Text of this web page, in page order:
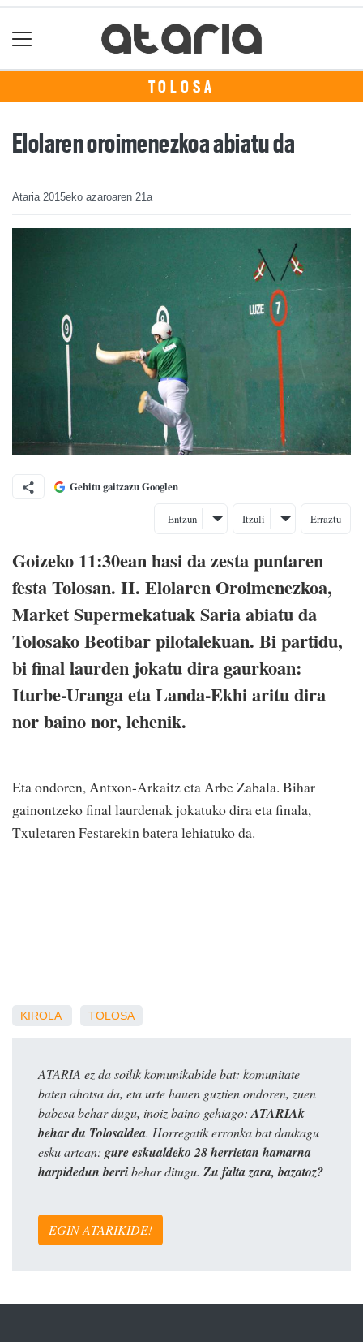
TOLOSA
Elolaren oroimenezkoa abiatu da
Ataria 2015eko azaroaren 21a
Gehitu gaitzazu Googlen
Entzun Itzuli Erraztu
Goizeko 11:30ean hasi da zesta puntaren
festa Tolosan. II. Elolaren Oroimenezkoa,
Market Supermekatuak Saria abiatu da
Tolosako Beotibar pilotalekuan. Bi partidu,
bi final laurden jokatu dira gaurkoan:
Iturbe-Uranga eta Landa-Ekhi aritu dira
nor baino nor, lehenik.
Eta ondoren, Antxon-Arkaitz eta Arbe Zabala. Bihar
gainontzeko final laurdenak jokatuko dira eta finala,
Txuletaren Festarekin batera lehiatuko da.
KIROLA TOLOSA
ATARIA ez da soilik komunikabide bat: komunitate
baten ahotsa da, eta urte hauen guztien ondoren, zuen
babesa behar dugu, inoiz baino gehiago: ATARIAk
behar du Tolosaldea. Horregatik erronka bat daukagu
esku artean: gure eskualdeko 28 herrietan hamarna
harpidedun berribehar ditugu. Zu falta zara, bazatoz?
EGIN ATARIKIDE!